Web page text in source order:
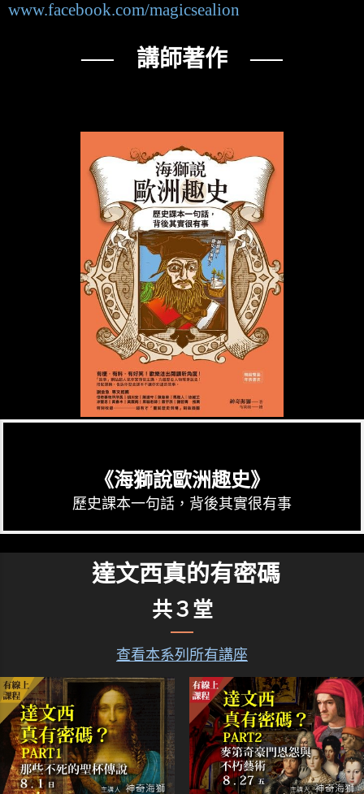
www.facebook.com/magicsealion
── 講師著作 ──
《海獅說歐洲趣史》
歷史課本一句話，背後其實很有事
達文西真的有密碼
共３堂
查看本系列所有講座